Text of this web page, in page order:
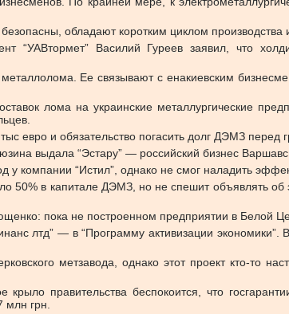
обладают коротким циклом производства
“УАВтормет” Василий Гуреев заявил, что
Ее связывают с енакиевским
лома на украинские металлургические
евро и обязательство погасить долг ДЭМЗ перед
выдала “Эстару” — российский бизнес
компании “Истил”, однако не смог наладить
50% в капитале ДЭМЗ, но не спешит объявлять
пока не построенном предприятии в Белой
лтд” — в “Программу активизации экономики”.
метзавода, однако этот проект кто-то
правительства беспокоится, что
млн грн.